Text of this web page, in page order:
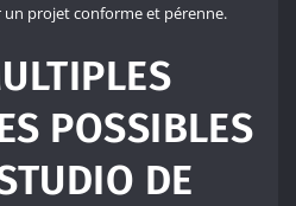
un projet conforme et pérenne.
POSSIBLES
DE